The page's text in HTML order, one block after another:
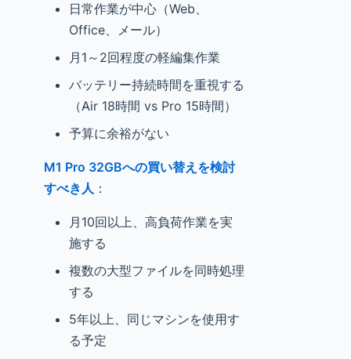
日常作業が中心（Web、
Office、メール）
月1～2回程度の軽編集作業
バッテリー持続時間を重視する
（Air 18時間 vs Pro 15時間）
予算に余裕がない
M1 Pro 32GBへの買い替えを検討
すべき人 ：
月10回以上、高負荷作業を実
施する
複数の大型ファイルを同時処理
する
5年以上、同じマシンを使用す
る予定